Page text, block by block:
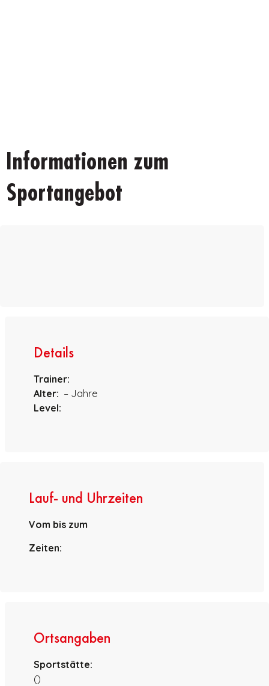
Informationen zum
Sportangebot
Details
Trainer:
Alter: – Jahre
Level:
Lauf- und Uhrzeiten
Vom bis zum
Zeiten:
Ortsangaben
Sportstätte:
()